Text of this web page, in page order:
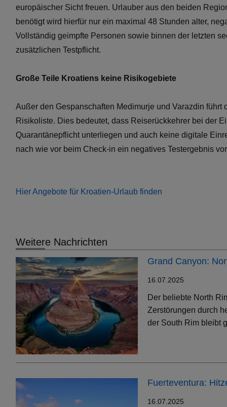
europäischer Sicht freuen. Urlauber aus den beiden
benötigt wird hierfür nur ein maximal 48 Stunden alter,
Vollständig geimpfte Personen sowie binnen der letzten
zusätzlichen Testpflicht.
Große Teile Kroatiens keine Risikogebiete
Außer den Gespanschaften Medimurje und Varazdin
Risikoliste. Dies bedeutet, dass Reiserückkehrer bei der
Quarantänepflicht unterliegen und auch keine digitale
nach wie vor beim Check-in ein negatives Testergebnis
Hier Angebote für Kroatien-Urlaub finden
Weitere Nachrichten
Grand Canyon:
16.07.2025
Der beliebte North
Zerstörungen durch
der South Rim bleibt
Fuerteventura:
16.07.2025